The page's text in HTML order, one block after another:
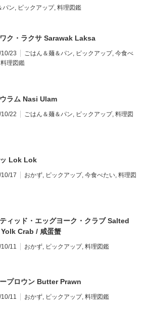
パン, ピックアップ, 料理図鑑
ク・ラクサ Sarawak Laksa
23 ごはん＆麺＆パン, ピックアップ, 今食べ
料理図鑑
ラム Nasi Ulam
22 ごはん＆麺＆パン, ピックアップ, 料理図
Lok Lok
17 おかず, ピックアップ, 今食べたい, 料理図
ィッド・エッグヨーク・クラブ Salted
Crab / 咸蛋蟹
11 おかず, ピックアップ, 料理図鑑
プロウン Butter Prawn
11 おかず, ピックアップ, 料理図鑑